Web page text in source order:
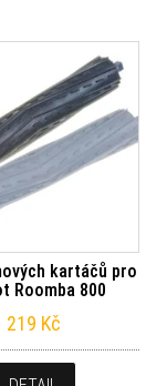
kartáčů pro
Roomba 800
219 Kč